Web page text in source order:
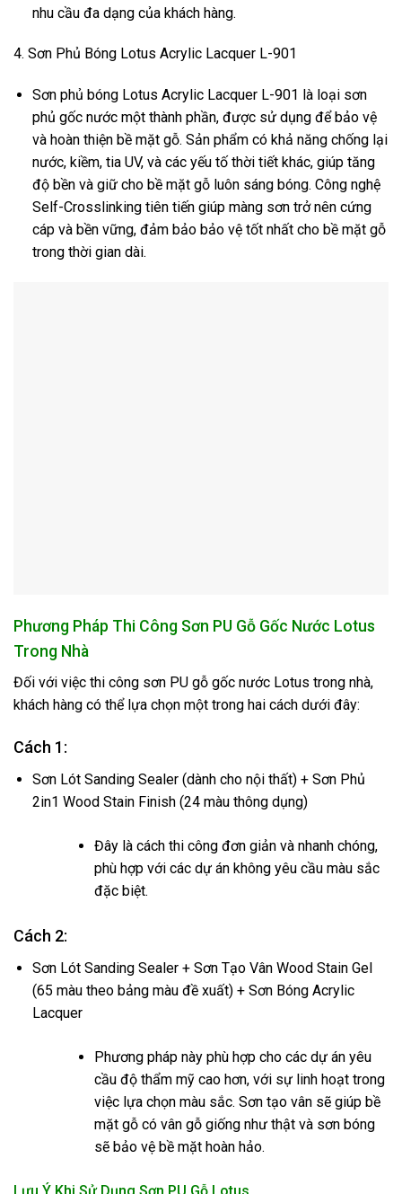
nhu cầu đa dạng của khách hàng.
4. Sơn Phủ Bóng Lotus Acrylic Lacquer L-901
Sơn phủ bóng Lotus Acrylic Lacquer L-901 là loại sơn
phủ gốc nước một thành phần, được sử dụng để bảo vệ
và hoàn thiện bề mặt gỗ. Sản phẩm có khả năng chống lại
nước, kiềm, tia UV, và các yếu tố thời tiết khác, giúp tăng
độ bền và giữ cho bề mặt gỗ luôn sáng bóng. Công nghệ
Self-Crosslinking tiên tiến giúp màng sơn trở nên cứng
cáp và bền vững, đảm bảo bảo vệ tốt nhất cho bề mặt gỗ
trong thời gian dài.
Phương Pháp Thi Công Sơn PU Gỗ Gốc Nước Lotus
Trong Nhà
Đối với việc thi công sơn PU gỗ gốc nước Lotus trong nhà,
khách hàng có thể lựa chọn một trong hai cách dưới đây:
Cách 1:
Sơn Lót Sanding Sealer (dành cho nội thất) + Sơn Phủ
2in1 Wood Stain Finish (24 màu thông dụng)
Đây là cách thi công đơn giản và nhanh chóng,
phù hợp với các dự án không yêu cầu màu sắc
đặc biệt.
Cách 2:
Sơn Lót Sanding Sealer + Sơn Tạo Vân Wood Stain Gel
(65 màu theo bảng màu đề xuất) + Sơn Bóng Acrylic
Lacquer
Phương pháp này phù hợp cho các dự án yêu
cầu độ thẩm mỹ cao hơn, với sự linh hoạt trong
việc lựa chọn màu sắc. Sơn tạo vân sẽ giúp bề
mặt gỗ có vân gỗ giống như thật và sơn bóng
sẽ bảo vệ bề mặt hoàn hảo.